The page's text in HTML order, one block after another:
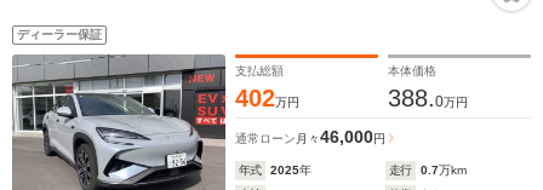
ディーラー保証
支払総額
402万円
本体価格
388.0万円
通常ローン 月々46,000円
年式 2025年 走行 0.7万km